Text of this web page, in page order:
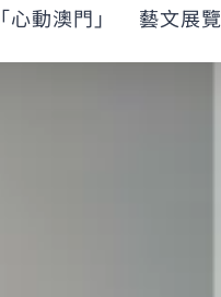
「心動澳門」 藝文展覽